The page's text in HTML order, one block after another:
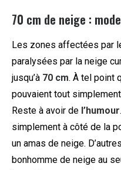
70 cm de neige :
Les zones affectées par
paralysées par la neige
jusqu’à 70 cm. À tel point
pouvaient tout
Reste à avoir de l’humour
simplement à côté de la
un amas de neige.
bonhomme de neige au